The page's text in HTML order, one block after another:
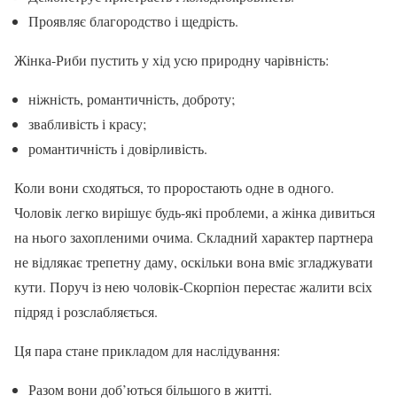
Проявляє благородство і щедрість.
Жінка-Риби пустить у хід усю природну чарівність:
ніжність, романтичність, доброту;
звабливість і красу;
романтичність і довірливість.
Коли вони сходяться, то проростають одне в одного.
Чоловік легко вирішує будь-які проблеми, а жінка дивиться
на нього захопленими очима. Складний характер партнера
не відлякає трепетну даму, оскільки вона вміє згладжувати
кути. Поруч із нею чоловік-Скорпіон перестає жалити всіх
підряд і розслабляється.
Ця пара стане прикладом для наслідування:
Разом вони доб’ються більшого в житті.